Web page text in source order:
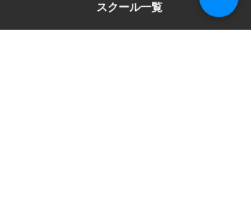
スクール一覧